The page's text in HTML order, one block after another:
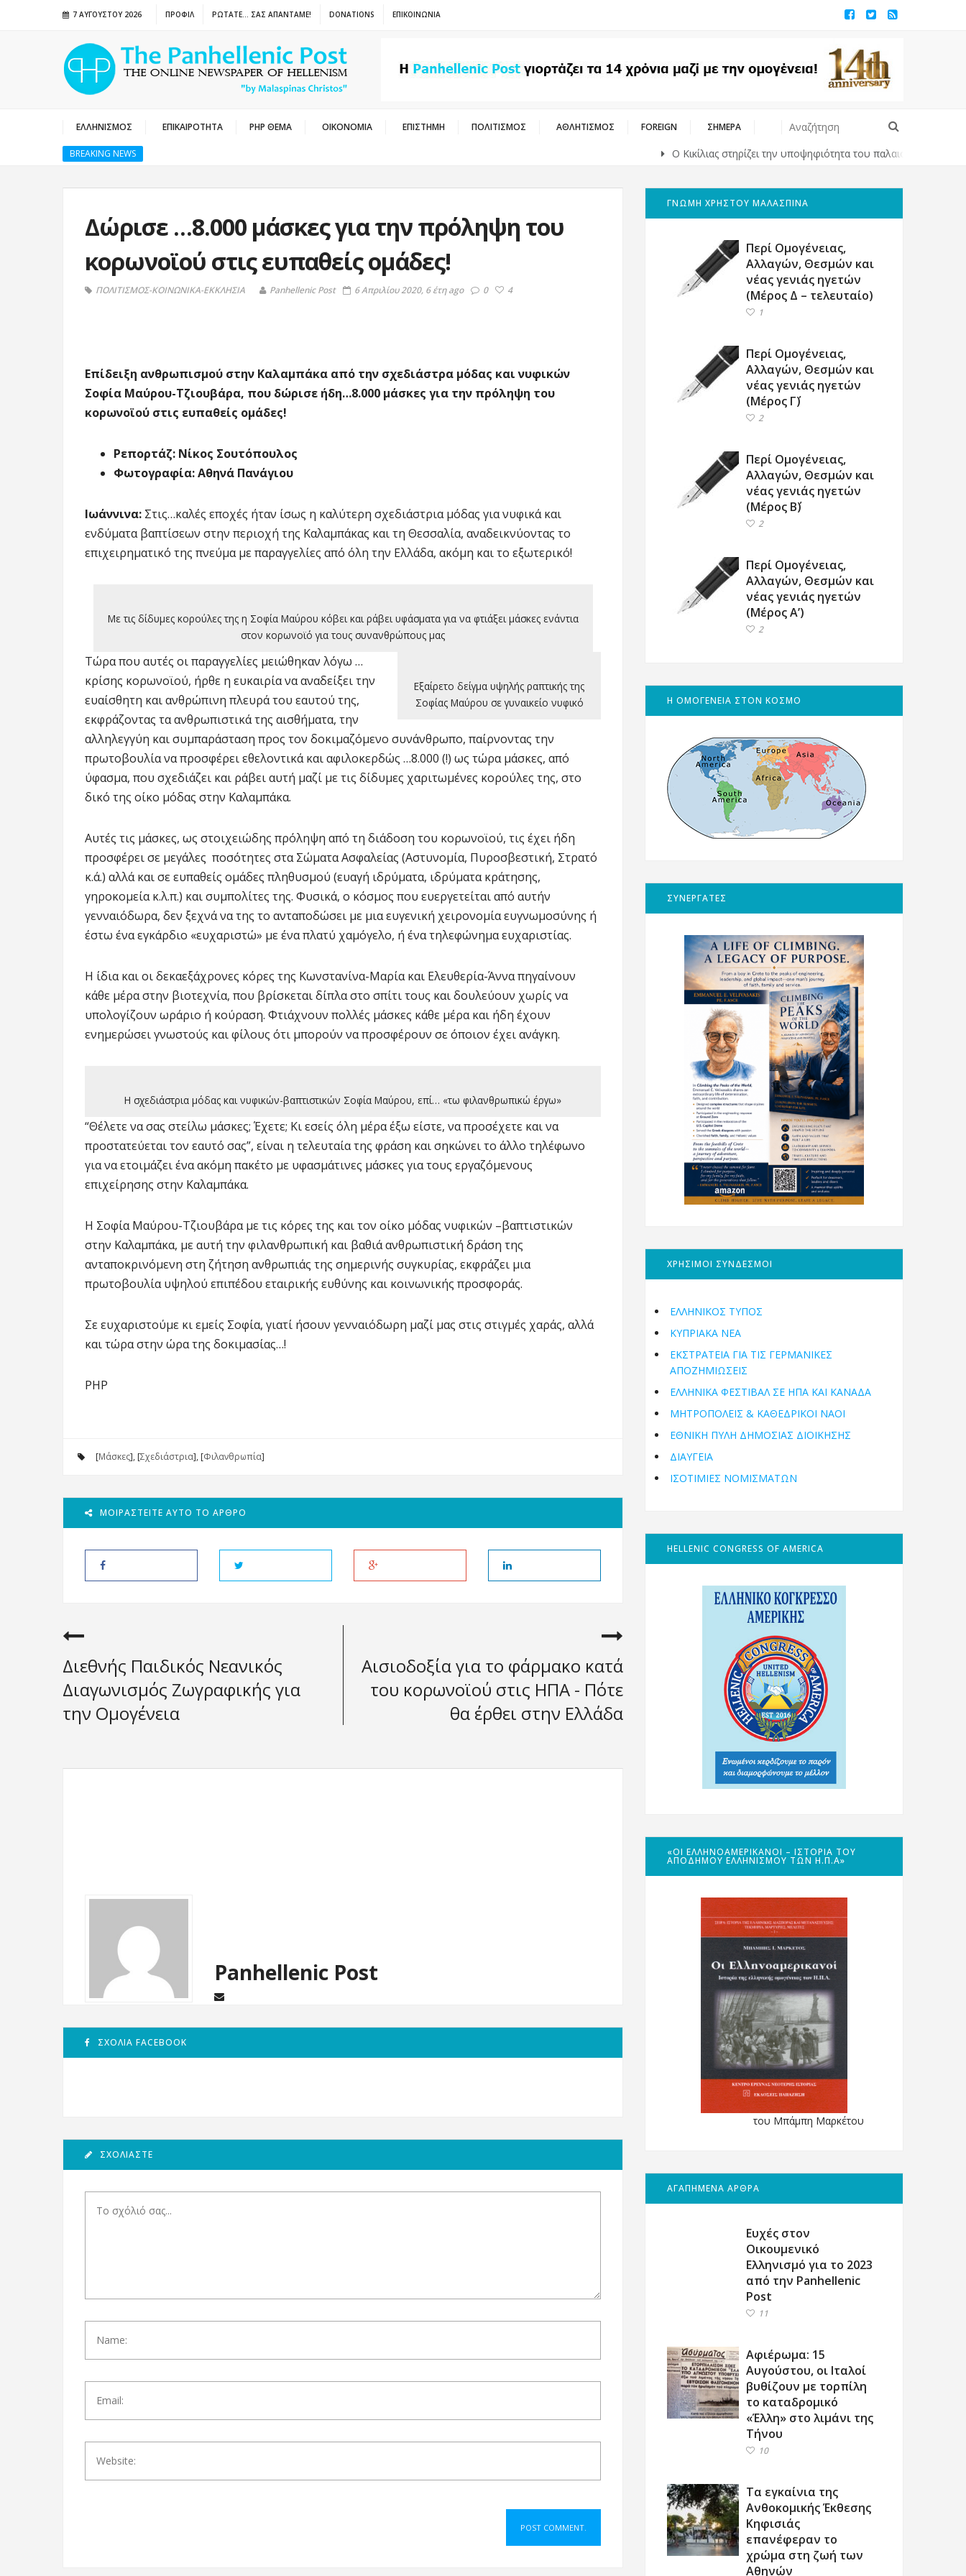
7 ΑΥΓΟΎΣΤΟΥ 2026 ΠΡΟΦΙΛ ΡΩΤΑΤΕ… ΣΑΣ ΑΠΑΝΤΑΜΕ! DONATIONS ΕΠΙΚΟΙΝΩΝΙΑ
ΕΛΛΗΝΙΣΜΟΣ ΕΠΙΚΑΙΡΟΤΗΤΑ PHP ΘΕΜΑ ΟΙΚΟΝΟΜΙΑ ΕΠΙΣΤΗΜΗ ΠΟΛΙΤΙΣΜΟΣ ΑΘΛΗΤΙΣΜΟΣ FOREIGN ΣΗΜΕΡΑ
BREAKING NEWS Ο Κικίλιας στηρίζει την υποψηφιότητα του παλαιού του συμπαίκτη
Δώρισε …8.000 μάσκες για την πρόληψη του
κορωνοϊού στις ευπαθείς ομάδες!
ΠΟΛΙΤΙΣΜΟΣ-ΚΟΙΝΩΝΙΚΑ-ΕΚΚΛΗΣΙΑ Panhellenic Post 6 Απριλίου 2020, 6 έτη ago 0 4
Επίδειξη ανθρωπισμού στην Καλαμπάκα από την σχεδιάστρα μόδας και νυφικών
Σοφία Μαύρου-Τζιουβάρα, που δώρισε ήδη…8.000 μάσκες για την πρόληψη του
κορωνοϊού στις ευπαθείς ομάδες!
Ρεπορτάζ: Νίκος Σουτόπουλος
Φωτογραφία: Αθηνά Πανάγιου
Ιωάννινα: Στις…καλές εποχές ήταν ίσως η καλύτερη σχεδιάστρια μόδας για νυφικά και
ενδύματα βαπτίσεων στην περιοχή της Καλαμπάκας και τη Θεσσαλία, αναδεικνύοντας το
επιχειρηματικό της πνεύμα με παραγγελίες από όλη την Ελλάδα, ακόμη και το εξωτερικό!
Με τις δίδυμες κορούλες της η Σοφία Μαύρου κόβει και ράβει υφάσματα για να φτιάξει μάσκες ενάντια
στον κορωνοϊό για τους συνανθρώπους μας
Εξαίρετο δείγμα υψηλής ραπτικής της
Σοφίας Μαύρου σε γυναικείο νυφικό
Τώρα που αυτές οι παραγγελίες μειώθηκαν λόγω …
κρίσης κορωνοϊού, ήρθε η ευκαιρία να αναδείξει την
ευαίσθητη και ανθρώπινη πλευρά του εαυτού της,
εκφράζοντας τα ανθρωπιστικά της αισθήματα, την
αλληλεγγύη και συμπαράσταση προς τον δοκιμαζόμενο συνάνθρωπο, παίρνοντας την
πρωτοβουλία να προσφέρει εθελοντικά και αφιλοκερδώς …8.000 (!) ως τώρα μάσκες, από
ύφασμα, που σχεδιάζει και ράβει αυτή μαζί με τις δίδυμες χαριτωμένες κορούλες της, στο
δικό της οίκο μόδας στην Καλαμπάκα.
Αυτές τις μάσκες, ως στοιχειώδης πρόληψη από τη διάδοση του κορωνοϊού, τις έχει ήδη
προσφέρει σε μεγάλες ποσότητες στα Σώματα Ασφαλείας (Αστυνομία, Πυροσβεστική, Στρατό
κ.ά.) αλλά και σε ευπαθείς ομάδες πληθυσμού (ευαγή ιδρύματα, ιδρύματα κράτησης,
γηροκομεία κ.λ.π.) και συμπολίτες της. Φυσικά, ο κόσμος που ευεργετείται από αυτήν
γενναιόδωρα, δεν ξεχνά να της το ανταποδώσει με μια ευγενική χειρονομία ευγνωμοσύνης ή
έστω ένα εγκάρδιο «ευχαριστώ» με ένα πλατύ χαμόγελο, ή ένα τηλεφώνημα ευχαριστίας.
Η ίδια και οι δεκαεξάχρονες κόρες της Κωνστανίνα-Μαρία και Ελευθερία-Άννα πηγαίνουν
κάθε μέρα στην βιοτεχνία, που βρίσκεται δίπλα στο σπίτι τους και δουλεύουν χωρίς να
υπολογίζουν ωράριο ή κούραση. Φτιάχνουν πολλές μάσκες κάθε μέρα και ήδη έχουν
ενημερώσει γνωστούς και φίλους ότι μπορούν να προσφέρουν σε όποιον έχει ανάγκη.
Η σχεδιάστρια μόδας και νυφικών-βαπτιστικών Σοφία Μαύρου, επί… «τω φιλανθρωπικώ έργω»
“Θέλετε να σας στείλω μάσκες; Έχετε; Κι εσείς όλη μέρα έξω είστε, να προσέχετε και να
προστατεύεται τον εαυτό σας”, είναι η τελευταία της φράση και σηκώνει το άλλο τηλέφωνο
για να ετοιμάζει ένα ακόμη πακέτο με υφασμάτινες μάσκες για τους εργαζόμενους
επιχείρησης στην Καλαμπάκα.
Η Σοφία Μαύρου-Τζιουβάρα με τις κόρες της και τον οίκο μόδας νυφικών –βαπτιστικών
στην Καλαμπάκα, με αυτή την φιλανθρωπική και βαθιά ανθρωπιστική δράση της
ανταποκρινόμενη στη ζήτηση ανθρωπιάς της σημερινής συγκυρίας, εκφράζει μια
πρωτοβουλία υψηλού επιπέδου εταιρικής ευθύνης και κοινωνικής προσφοράς.
Σε ευχαριστούμε κι εμείς Σοφία, γιατί ήσουν γενναιόδωρη μαζί μας στις στιγμές χαράς, αλλά
και τώρα στην ώρα της δοκιμασίας…!
ΡΗΡ
[Μάσκες], [Σχεδιάστρια], [Φιλανθρωπία]
ΜΟΙΡΑΣΤΕΊΤΕ ΑΥΤΌ ΤΟ ΆΡΘΡΟ
Διεθνής Παιδικός Νεανικός
Διαγωνισμός Ζωγραφικής για
την Ομογένεια
Αισιοδοξία για το φάρμακο κατά
του κορωνοϊού στις ΗΠΑ - Πότε
θα έρθει στην Ελλάδα
Panhellenic Post
ΣΧΌΛΙΑ FACEBOOK
ΣΧΟΛΙΆΣΤΕ
ΓΝΩΜΗ ΧΡΗΣΤΟΥ ΜΑΛΑΣΠΙΝΑ
Περί Ομογένειας,
Αλλαγών, Θεσμών και
νέας γενιάς ηγετών
(Μέρος Δ – τελευταίο)
1
Περί Ομογένειας,
Αλλαγών, Θεσμών και
νέας γενιάς ηγετών
(Μέρος Γ΄)
2
Περί Ομογένειας,
Αλλαγών, Θεσμών και
νέας γενιάς ηγετών
(Μέρος Β΄)
2
Περί Ομογένειας,
Αλλαγών, Θεσμών και
νέας γενιάς ηγετών
(Μέρος Α’)
2
Η ΟΜΟΓΕΝΕΙΑ ΣΤΟΝ ΚΟΣΜΟ
ΣΥΝΕΡΓΑΤΕΣ
ΧΡΗΣΙΜΟΙ ΣΥΝΔΕΣΜΟΙ
ΕΛΛΗΝΙΚΟΣ ΤΥΠΟΣ
ΚΥΠΡΙΑΚΑ ΝΕΑ
ΕΚΣΤΡΑΤΕΙΑ ΓΙΑ ΤΙΣ ΓΕΡΜΑΝΙΚΕΣ
ΑΠΟΖΗΜΙΩΣΕΙΣ
ΕΛΛΗΝΙΚΆ ΦΕΣΤΙΒΆΛ ΣΕ ΗΠΑ ΚΑΙ ΚΑΝΑΔΑ
ΜΗΤΡΟΠΌΛΕΙΣ & ΚΑΘΕΔΡΙΚΟΊ ΝΑΟΊ
ΕΘΝΙΚΉ ΠΎΛΗ ΔΗΜΌΣΙΑΣ ΔΙΟΊΚΗΣΗΣ
ΔΙΑΥΓΕΙΑ
ΙΣΟΤΙΜΙΕΣ ΝΟΜΙΣΜΑΤΩΝ
HELLENIC CONGRESS OF AMERICA
«ΟΙ ΕΛΛΗΝΟΑΜΕΡΙΚΑΝΟΊ – ΙΣΤΟΡΊΑ ΤΟΥ
ΑΠΌΔΗΜΟΥ ΕΛΛΗΝΙΣΜΟΎ ΤΩΝ Η.Π.Α»
του Μπάμπη Μαρκέτου
ΑΓΑΠΗΜΕΝΑ ΑΡΘΡΑ
Ευχές στον
Οικουμενικό
Ελληνισμό για το 2023
από την Panhellenic
Post
11
Αφιέρωμα: 15
Αυγούστου, οι Ιταλοί
βυθίζουν με τορπίλη
το καταδρομικό
«Έλλη» στο λιμάνι της
Τήνου
10
Τα εγκαίνια της
Ανθοκομικής Έκθεσης
Κηφισιάς
επανέφεραν το
χρώμα στη ζωή των
Αθηνών